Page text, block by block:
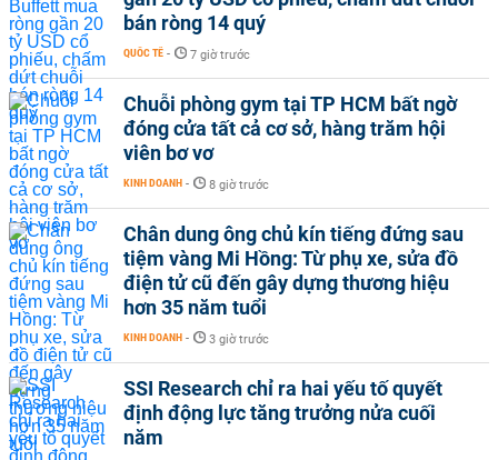
bán ròng 14 quý
QUỐC TẾ - 7 giờ trước
Chuỗi phòng gym tại TP HCM bất ngờ
đóng cửa tất cả cơ sở, hàng trăm hội
viên bơ vơ
KINH DOANH - 8 giờ trước
Chân dung ông chủ kín tiếng đứng sau
tiệm vàng Mi Hồng: Từ phụ xe, sửa đồ
điện tử cũ đến gây dựng thương hiệu
hơn 35 năm tuổi
KINH DOANH - 3 giờ trước
SSI Research chỉ ra hai yếu tố quyết
định động lực tăng trưởng nửa cuối
năm